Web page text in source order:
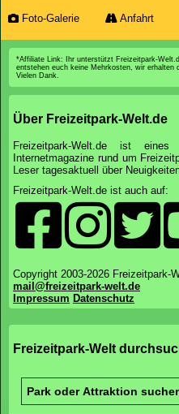
Foto-Galerie Anfahrt
*Affiliate Link: Ihr unterstützt Freizeitpark-
entstehen euch keine Mehrkosten, wir erhalten
Vielen Dank.
Über Freizeitpark-Welt.de
Freizeitpark-Welt.de ist eines
Internetmagazine rund um
Leser tagesaktuell über
Freizeitpark-Welt.de ist auch auf:
Copyright 2003-2026 Freizeitpark-
mail@freizeitpark-welt.de
Impressum Datenschutz
Freizeitpark-Welt